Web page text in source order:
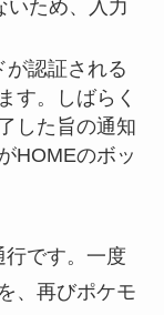
いため、入力
が認証される
す。しばらく
した旨の通知
HOMEのボッ
です。一度
、再びポケモ